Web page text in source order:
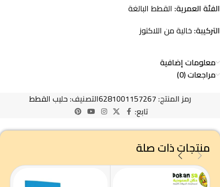
الفئة العمرية: القطط البالغة
التركيبة: خالية من اللاكتوز
معلومات إضافية
مراجعات (0)
رمز المنتج: 6281001157267التصنيف: حليب القطط
تابع:
منتجات ذات صلة